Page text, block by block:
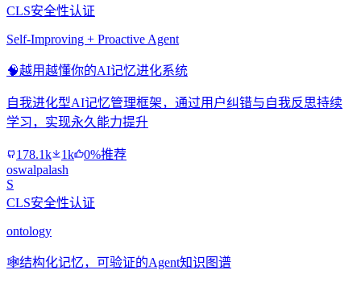
CLS安全性认证
Self-Improving + Proactive Agent
🧠越用越懂你的AI记忆进化系统
自我进化型AI记忆管理框架，通过用户纠错与自我反思持续
学习，实现永久能力提升
178.1k 1k
0%推荐
oswalpalash
S
CLS安全性认证
ontology
🕸️结构化记忆，可验证的Agent知识图谱